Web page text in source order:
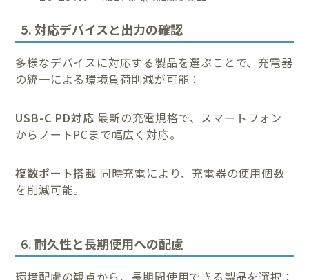
5. 対応デバイスと出力の確認
多様なデバイスに対応する製品を選ぶことで、充電器
の統一による環境負荷削減が可能：
USB-C PD対応 最新の充電規格で、スマートフォン
からノートPCまで幅広く対応。
複数ポート搭載 同時充電により、充電器の使用個数
を削減可能。
6. 耐久性と長期使用への配慮